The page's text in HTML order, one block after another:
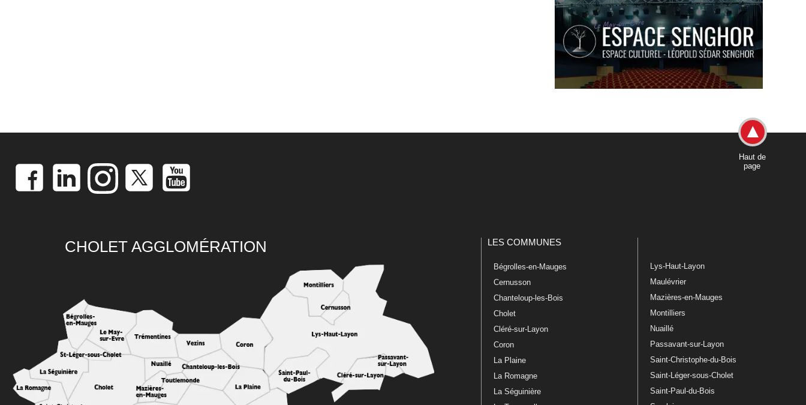
Haut de
page
CHOLET AGGLOMÉRATION LES COMMUNES
Bégrolles-en-Mauges
Cernusson
Chanteloup-les-Bois
Cholet
Cléré-sur-Layon
Coron
La Plaine
La Romagne
La Séguinière
Lys-Haut-Layon
Maulévrier
Mazières-en-Mauges
Montilliers
Nuaillé
Passavant-sur-Layon
Saint-Christophe-du-Bois
Saint-Léger-sous-Cholet
Saint-Paul-du-Bois